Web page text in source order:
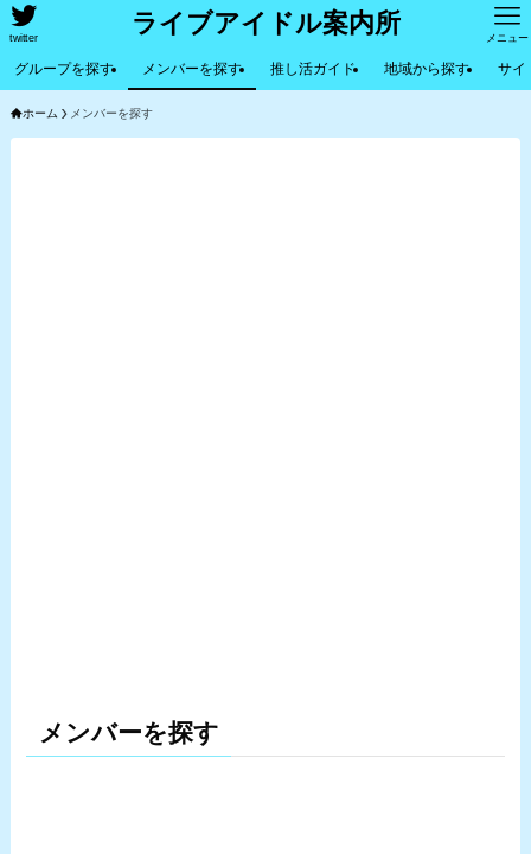
ライブアイドル案内所
twitter メニュー
グループを探す メンバーを探す 推し活ガイド 地域から探す サイ
ホーム メンバーを探す
メンバーを探す